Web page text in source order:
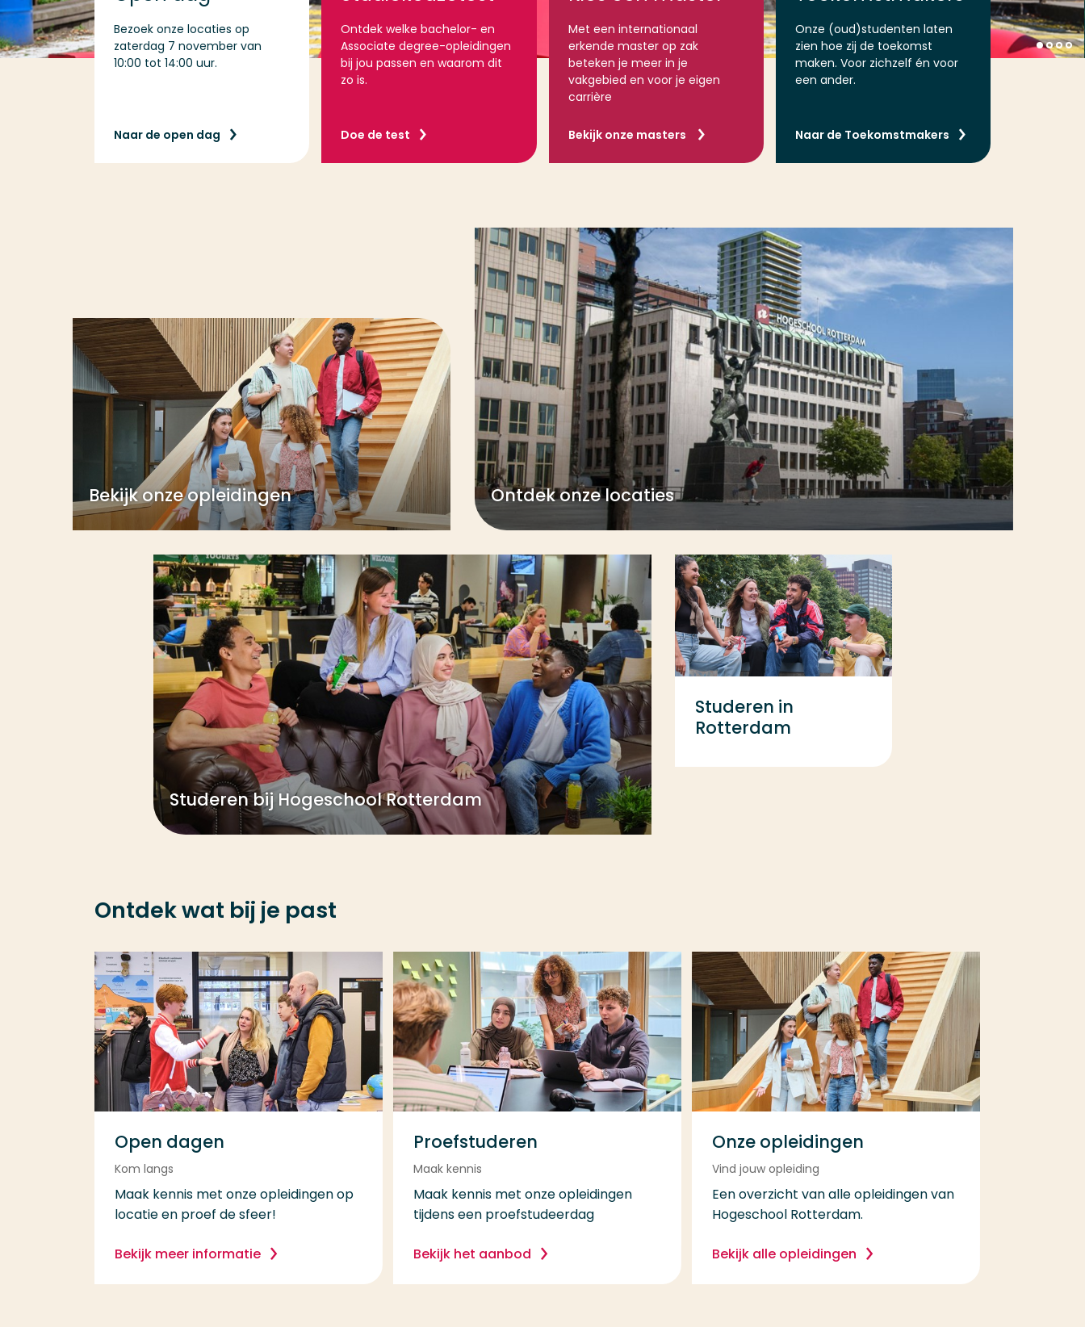
Bezoek onze locaties op
zaterdag 7 november van
10:00 tot 14:00 uur.
Naar de open dag
Ontdek welke bachelor- en
Associate degree-opleidingen
bij jou passen en waarom dit
zo is.
Doe de test
Met een internationaal
erkende master op zak
beteken je meer in je
vakgebied en voor je eigen
carrière
Bekijk onze masters
Onze (oud)studenten laten
zien hoe zij de toekomst
maken. Voor zichzelf én voor
een ander.
Naar de Toekomstmakers
Bekijk onze opleidingen Ontdek onze locaties
Studeren bij Hogeschool Rotterdam
Studeren in
Rotterdam
Ontdek wat bij je past
Open dagen
Kom langs
Maak kennis met onze opleidingen op
locatie en proef de sfeer!
Bekijk meer informatie
Proefstuderen
Maak kennis
Maak kennis met onze opleidingen
tijdens een proefstudeerdag
Bekijk het aanbod
Onze opleidingen
Vind jouw opleiding
Een overzicht van alle opleidingen van
Hogeschool Rotterdam.
Bekijk alle opleidingen